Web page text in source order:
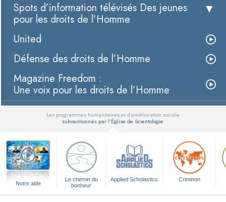
Spots d’information télévisés Des jeunes
pour les droits de l’Homme
United
Défense des droits de l’Homme
Magazine Freedom :
Une voix pour les droits de l’Homme
Les programmes humanitaires et d’amélioration sociale
subventionnés par l’Église de Scientologie
Notre aide
Le chemin du
bonheur
Applied Scholastics Criminon